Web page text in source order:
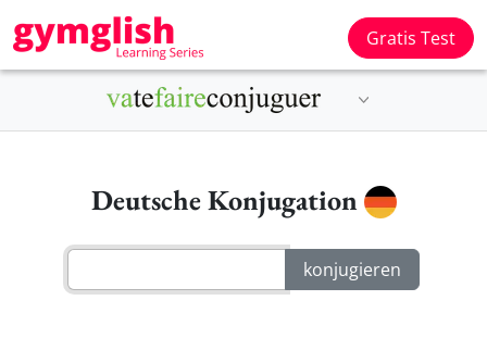
Gratis Test
Deutsche Konjugation